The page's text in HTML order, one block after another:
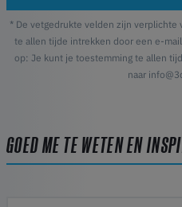
* De vetgedrukte velden zijn
te allen tijde intrekken door een e-
op: Je kunt je toestemming te allen
naar
GOED ME TE WETEN EN